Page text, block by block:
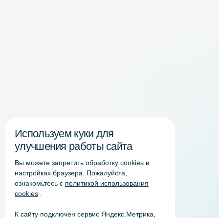
Используем куки для
улучшения работы сайта
Вы можете запретить обработку сookies в
настройках браузера. Пожалуйста,
ознакомьтесь с политикой использования
cookies
К сайту подключен сервис Яндекс.Метрика,